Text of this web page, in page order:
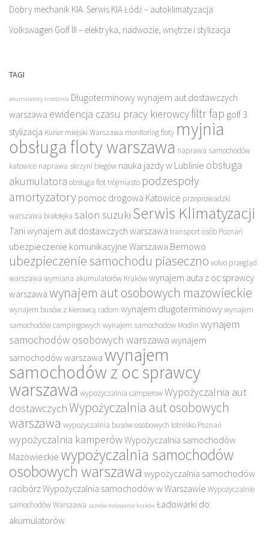
Dobry mechanik KIA. Serwis KIA Łódź – autoklimatyzacja
Volkswagen Golf III – elektryka, nadwozie, wnętrze i stylizacja
TAGI
akumulatory trzebinia Długoterminowy wynajem aut dostawczych
warszawa ewidencja czasu pracy kierowcyfiltr fap golf 3
stylizacja Kurier miejski Warszawa monitoring floty myjnia
obsługa floty warszawa naprawa samochodów
katowice naprawa skrzyni biegów nauka jazdy w Lublinie obsługa
akumulatora obsługa flot trójmiasto podzespoły
amortyzatory pomoc drogowa Katowice przeprowadzki
warszawa białołęka salon suzuki Serwis Klimatyzacji
Tani wynajem aut dostawczych warszawa transport osób Poznań
ubezpieczenie komunikacyjne Warszawa Bemowo
ubezpieczenie samochodu piaseczno volvo przegląd
warszawa wymiana akumulatorów Krakówwynajem auta z oc sprawcy
warszawa wynajem aut osobowych mazowieckie
wynajem busów z kierowcą radom wynajem długoterminowywynajem
samochodów campingowych wynajem samochodów Modlin wynajem
samochodów osobowych warszawa wynajem
samochodów warszawa wynajem
samochodów z oc sprawcy
warszawa wypozyczalnia camperowWypożyczalnia aut
dostawczychWypożyczalnia aut osobowych
warszawa wypożyczalnia busów osobowych lotnisko Poznań
wypożyczalnia kamperówWypożyczalnia samochodów
Mazowieckie wypożyczalnia samochodów
osobowych warszawa wypożyczalnia samochodów
racibórzWypożyczalnia samochodów w Warszawie Wypożyczalnie
samochodów Warszawa zamów holowanie kraków Ładowarki do
akumulatorów